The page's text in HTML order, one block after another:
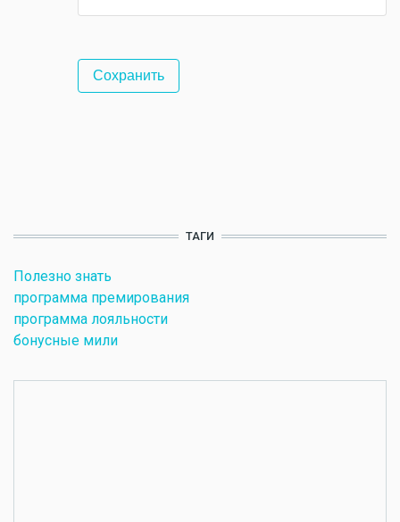
ТАГИ
Полезно знать
программа премирования
программа лояльности
бонусные мили